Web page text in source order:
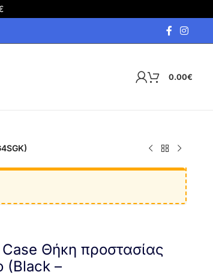
0.00€
Θήκη προστασίας
(Black –